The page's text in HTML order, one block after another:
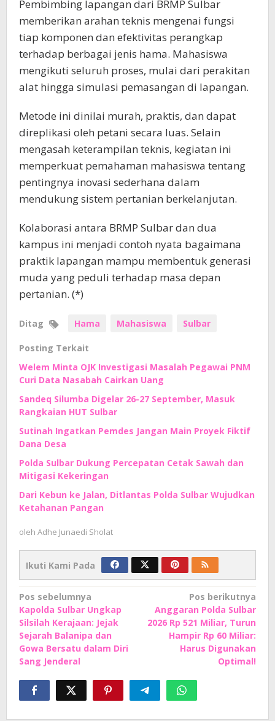
Pembimbing lapangan dari BRMP Sulbar
memberikan arahan teknis mengenai fungsi
tiap komponen dan efektivitas perangkap
terhadap berbagai jenis hama. Mahasiswa
mengikuti seluruh proses, mulai dari perakitan
alat hingga simulasi pemasangan di lapangan.
Metode ini dinilai murah, praktis, dan dapat
direplikasi oleh petani secara luas. Selain
mengasah keterampilan teknis, kegiatan ini
memperkuat pemahaman mahasiswa tentang
pentingnya inovasi sederhana dalam
mendukung sistem pertanian berkelanjutan.
Kolaborasi antara BRMP Sulbar dan dua
kampus ini menjadi contoh nyata bagaimana
praktik lapangan mampu membentuk generasi
muda yang peduli terhadap masa depan
pertanian. (*)
Ditag Hama Mahasiswa Sulbar
Posting Terkait
Welem Minta OJK Investigasi Masalah Pegawai PNM
Curi Data Nasabah Cairkan Uang
Sandeq Silumba Digelar 26-27 September, Masuk
Rangkaian HUT Sulbar
Sutinah Ingatkan Pemdes Jangan Main Proyek Fiktif
Dana Desa
Polda Sulbar Dukung Percepatan Cetak Sawah dan
Mitigasi Kekeringan
Dari Kebun ke Jalan, Ditlantas Polda Sulbar Wujudkan
Ketahanan Pangan
oleh Adhe Junaedi Sholat
Ikuti Kami Pada
Navigasi
pos
Pos sebelumnya
Kapolda Sulbar Ungkap
Silsilah Kerajaan: Jejak
Sejarah Balanipa dan
Gowa Bersatu dalam Diri
Sang Jenderal
Pos berikutnya
Anggaran Polda Sulbar
2026 Rp 521 Miliar, Turun
Hampir Rp 60 Miliar:
Harus Digunakan
Optimal!